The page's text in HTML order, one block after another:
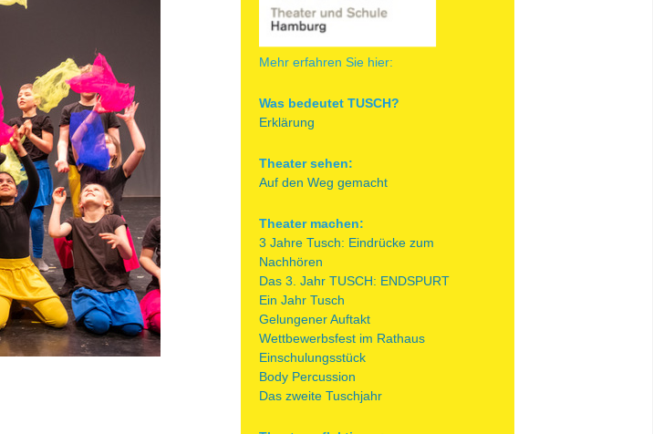
Mehr erfahren Sie hier:
Was bedeutet TUSCH?
Erklärung
Theater sehen:
Auf den Weg gemacht
Theater machen:
3 Jahre Tusch: Eindrücke zum
Nachhören
Das 3. Jahr TUSCH: ENDSPURT
Ein Jahr Tusch
Gelungener Auftakt
Wettbewerbsfest im Rathaus
Einschulungsstück
Body Percussion
Das zweite Tuschjahr